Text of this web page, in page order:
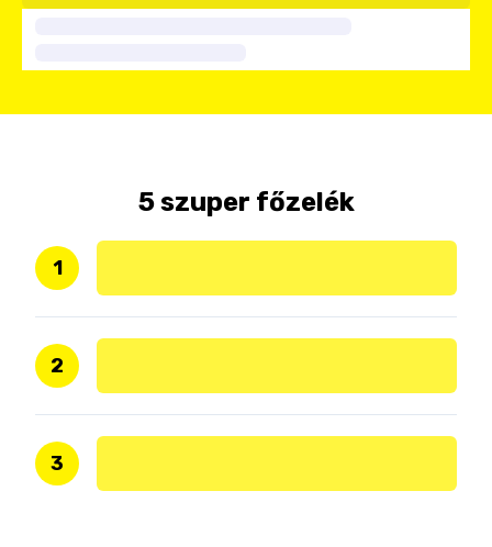
5 szuper főzelék
1
2
3